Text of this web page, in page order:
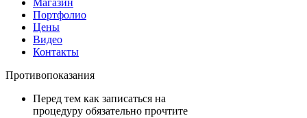
Магазин
Портфолио
Цены
Видео
Контакты
Противопоказания
Перед тем как записаться на
процедуру обязательно прочтите